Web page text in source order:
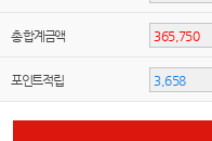
총 합계금액
포인트적립